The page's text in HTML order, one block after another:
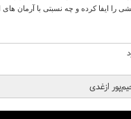
ازغدی
ایفا کرده و چه نسبتی با آرمان های